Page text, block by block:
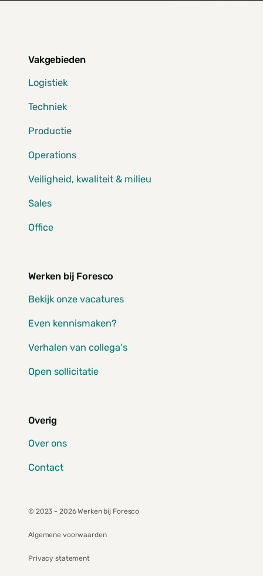
Vakgebieden
Logistiek
Techniek
Productie
Operations
Veiligheid, kwaliteit & milieu
Sales
Office
Werken bij Foresco
Bekijk onze vacatures
Even kennismaken?
Verhalen van collega's
Open sollicitatie
Overig
Over ons
Contact
© 2023 - 2026 Werken bij Foresco
Algemene voorwaarden
Privacy statement